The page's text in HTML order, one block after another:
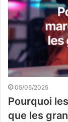
05/05/2025
Pourquoi
que les